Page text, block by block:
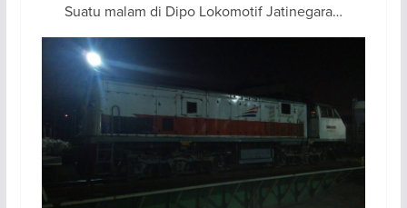
Suatu malam di Dipo Lokomotif Jatinegara…